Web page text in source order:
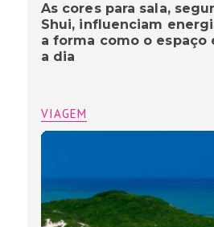
As cores para sala,
Shui, influenciam
a forma como o espaço
a dia
VIAGEM